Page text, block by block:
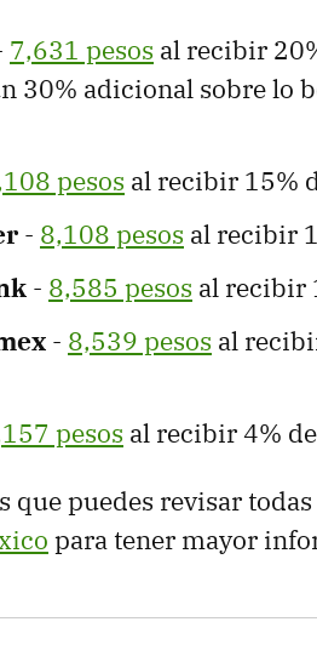
7,631 pesos al recibir
30% adicional sobre lo
pesos al recibir 15%
- 8,108 pesos al recibir
- 8,585 pesos al recibir
- 8,539 pesos al
pesos al recibir 4%
que puedes revisar todas
para tener mayor